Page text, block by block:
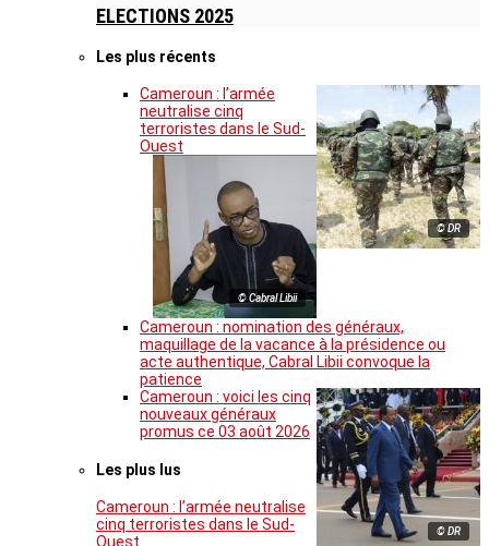
ELECTIONS 2025
Les plus récents
© DR
Cameroun : l’armée
neutralise cinq
terroristes dans le Sud-
Ouest
© Cabral Libii
Cameroun : nomination des généraux,
maquillage de la vacance à la présidence ou
acte authentique, Cabral Libii convoque la
patience
© DR
Cameroun : voici les cinq
nouveaux généraux
promus ce 03 août 2026
Les plus lus
Cameroun : l’armée neutralise
cinq terroristes dans le Sud-
Ouest